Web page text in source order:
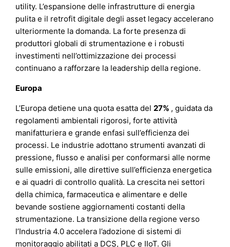
utility. L’espansione delle infrastrutture di energia
pulita e il retrofit digitale degli asset legacy accelerano
ulteriormente la domanda. La forte presenza di
produttori globali di strumentazione e i robusti
investimenti nell’ottimizzazione dei processi
continuano a rafforzare la leadership della regione.
Europa
L’Europa detiene una quota esatta del27% , guidata da
regolamenti ambientali rigorosi, forte attività
manifatturiera e grande enfasi sull’efficienza dei
processi. Le industrie adottano strumenti avanzati di
pressione, flusso e analisi per conformarsi alle norme
sulle emissioni, alle direttive sull’efficienza energetica
e ai quadri di controllo qualità. La crescita nei settori
della chimica, farmaceutica e alimentare e delle
bevande sostiene aggiornamenti costanti della
strumentazione. La transizione della regione verso
l’Industria 4.0 accelera l’adozione di sistemi di
monitoraggio abilitati a DCS, PLC e IIoT. Gli